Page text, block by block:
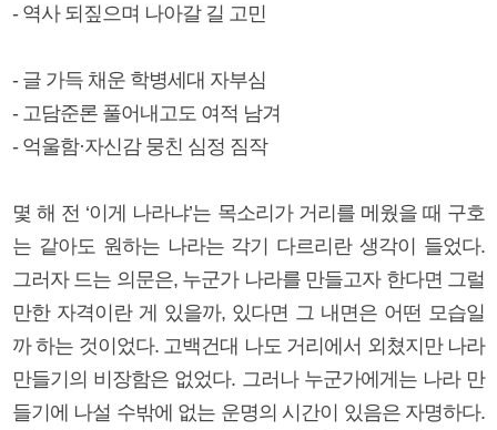
- 역사 되짚으며 나아갈 길 고민
- 글 가득 채운 학병세대 자부심
- 고담준론 풀어내고도 여적 남겨
- 억울함·자신감 뭉친 심정 짐작
몇 해 전 ‘이게 나라냐’는 목소리가 거리를 메웠을 때 구호
는 같아도 원하는 나라는 각기 다르리란 생각이 들었다.
그러자 드는 의문은, 누군가 나라를 만들고자 한다면 그럴
만한 자격이란 게 있을까, 있다면 그 내면은 어떤 모습일
까 하는 것이었다. 고백건대 나도 거리에서 외쳤지만 나라
만들기의 비장함은 없었다. 그러나 누군가에게는 나라 만
들기에 나설 수밖에 없는 운명의 시간이 있음은 자명하다.